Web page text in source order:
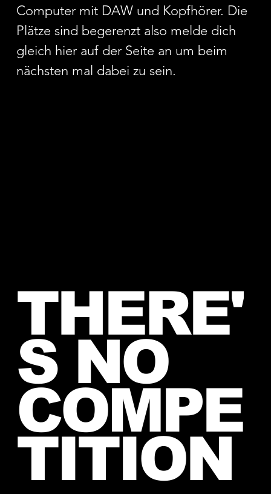
Computer mit DAW und Kopfhörer. Die
Plätze sind begerenzt also melde dich
gleich hier auf der Seite an um beim
nächsten mal dabei zu sein.
THERE'
S NO
COMPE
TITION